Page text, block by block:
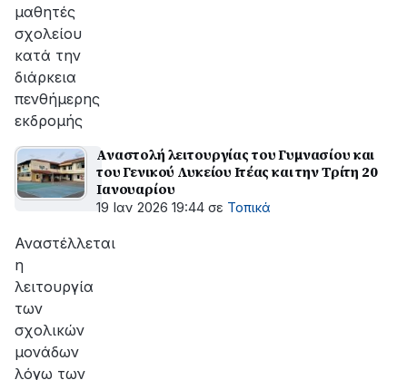
μαθητές
σχολείου
κατά την
διάρκεια
πενθήμερης
εκδρομής
Αναστολή λειτουργίας του Γυμνασίου και
του Γενικού Λυκείου Ιτέας και την Τρίτη 20
Ιανουαρίου
19 Ιαν 2026 19:44 σε Τοπικά
Αναστέλλεται
η
λειτουργία
των
σχολικών
μονάδων
λόγω των